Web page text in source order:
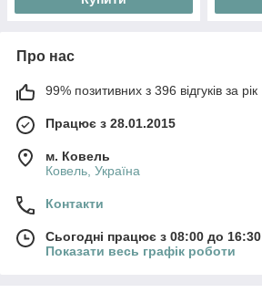
Про нас
99% позитивних з 396 відгуків за рік
Працює з 28.01.2015
м. Ковель
Ковель, Україна
Контакти
Сьогодні працює з 08:00 до 16:30
Показати весь графік роботи